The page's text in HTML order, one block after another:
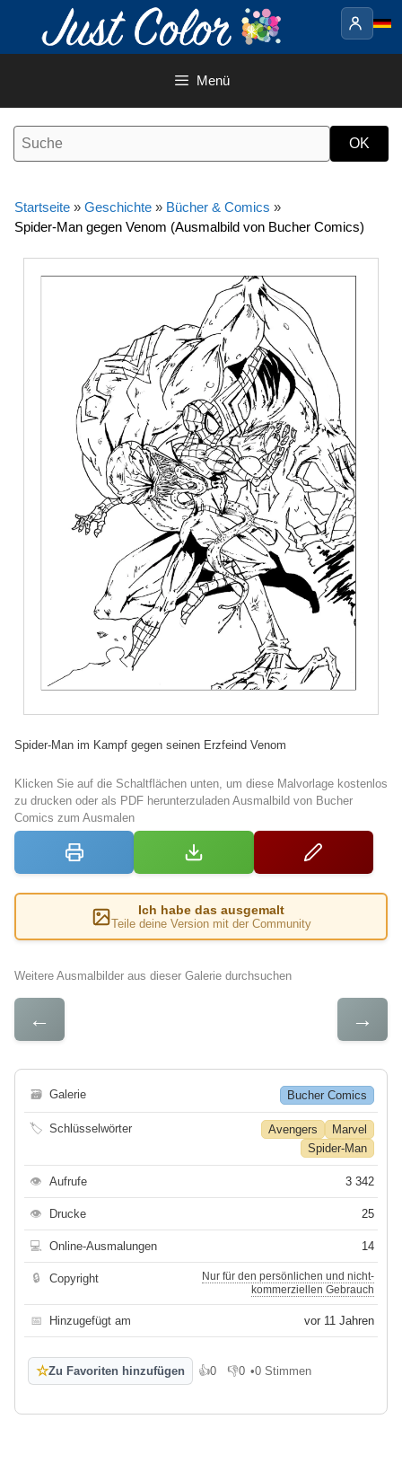
Inhalt
Menü
Startseite » Geschichte » Bücher & Comics »
Spider-Man gegen Venom (Ausmalbild von Bucher Comics)
Spider-Man im Kampf gegen seinen Erzfeind Venom
Klicken Sie auf die Schaltflächen unten, um diese Malvorlage kostenlos
zu drucken oder als PDF herunterzuladen Ausmalbild von Bucher
Comics zum Ausmalen
Ich habe das ausgemalt
Teile deine Version mit der Community
Weitere Ausmalbilder aus dieser Galerie durchsuchen
← →
🗃 Galerie Bucher Comics
🏷 Schlüsselwörter Avengers
Marvel
Spider-Man
👁 Aufrufe 3 342
👁 Drucke 25
💻 Online-Ausmalungen 14
🔒 Copyright
Nur für den persönlichen und nicht-
kommerziellen Gebrauch
📅 Hinzugefügt am vor 11 Jahren
☆Zu Favoriten hinzufügen 👍0
Gefällt mir
👎0
Gefällt mir nicht
•0 Stimmen